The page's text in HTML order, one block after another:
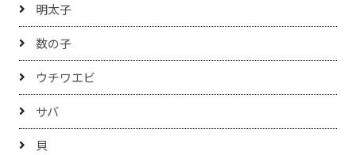
明太子
数の子
ウチワエビ
サバ
貝